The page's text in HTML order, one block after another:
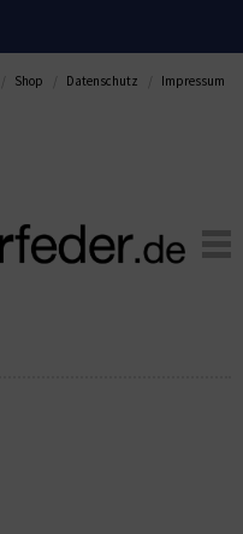
Shop Datenschutz Impressum